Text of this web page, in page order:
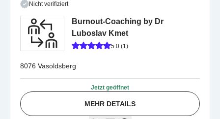
Nicht verifiziert
Burnout-Coaching by Dr
Luboslav Kmet
5.0 (1)
8076 Vasoldsberg
Jetzt geöffnet
MEHR DETAILS